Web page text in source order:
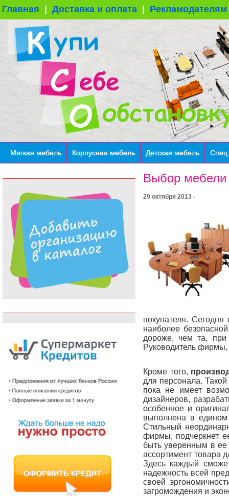
Главная Доставка и оплата Рекламодателям
Мягкая мебель Корпусная мебель Детская мебель Спец
Выбор
29 октября 2013 -
покупателя. Сегодня
наиболее
дороже, чем та, при
Руководитель фирмы,
Кроме того,
для персонала.
пока не имеет
дизайнеров,
особенное и
выполнена в едином
Стильный
фирмы, подчеркнет
быть уверенным в ее
ассортимент товара
Здесь каждый
надежность всей
своей
загромождения и